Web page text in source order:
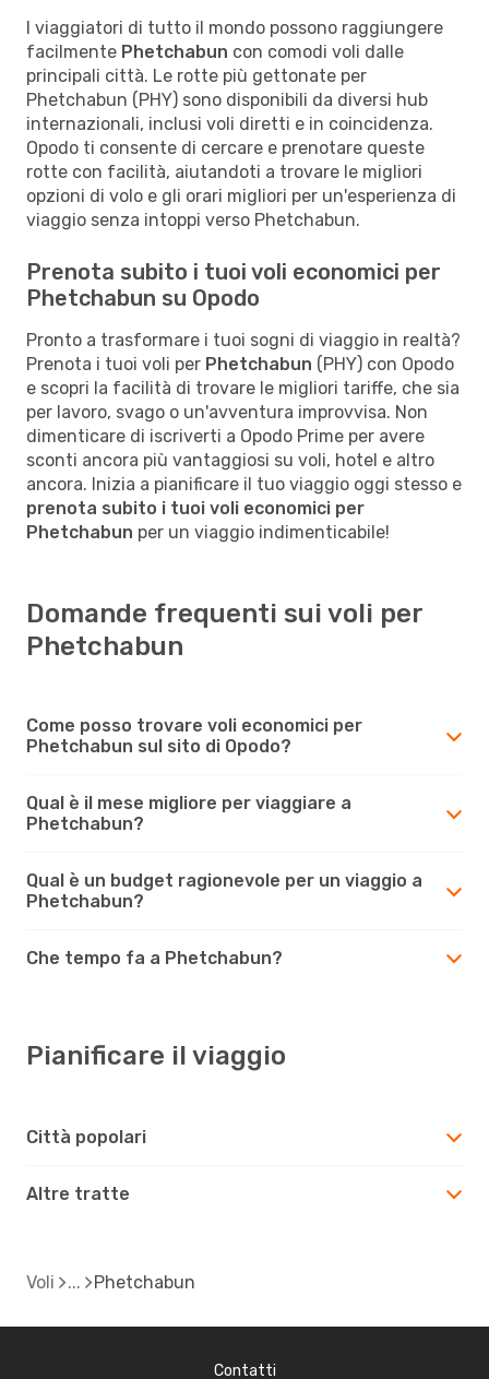
I viaggiatori di tutto il mondo possono raggiungere
facilmente Phetchabun con comodi voli dalle
principali città. Le rotte più gettonate per
Phetchabun (PHY) sono disponibili da diversi hub
internazionali, inclusi voli diretti e in coincidenza.
Opodo ti consente di cercare e prenotare queste
rotte con facilità, aiutandoti a trovare le migliori
opzioni di volo e gli orari migliori per un'esperienza di
viaggio senza intoppi verso Phetchabun.
Prenota subito i tuoi voli economici per
Phetchabun su Opodo
Pronto a trasformare i tuoi sogni di viaggio in realtà?
Prenota i tuoi voli per Phetchabun (PHY) con Opodo
e scopri la facilità di trovare le migliori tariffe, che sia
per lavoro, svago o un'avventura improvvisa. Non
dimenticare di iscriverti a Opodo Prime per avere
sconti ancora più vantaggiosi su voli, hotel e altro
ancora. Inizia a pianificare il tuo viaggio oggi stesso e
prenota subito i tuoi voli economici per
Phetchabun per un viaggio indimenticabile!
Domande frequenti sui voli per
Phetchabun
Come posso trovare voli economici per
Phetchabun sul sito di Opodo?
Qual è il mese migliore per viaggiare a
Phetchabun?
Qual è un budget ragionevole per un viaggio a
Phetchabun?
Che tempo fa a Phetchabun?
Pianificare il viaggio
Città popolari
Altre tratte
Voli Phetchabun
Contatti